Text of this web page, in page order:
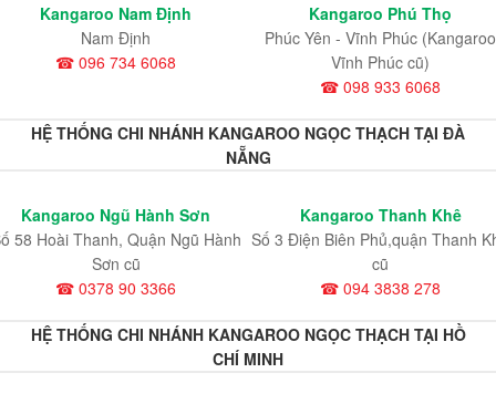
Kangaroo Nam Định
Nam Định
☎ 096 734 6068
Kangaroo Phú Thọ
Phúc Yên - Vĩnh Phúc (Kangaroo
Vĩnh Phúc cũ)
☎ 098 933 6068
HỆ THỐNG CHI NHÁNH KANGAROO NGỌC THẠCH TẠI ĐÀ
NẴNG
Kangaroo Ngũ Hành Sơn
58 Hoài Thanh, Quận Ngũ Hành
Sơn cũ
☎ 0378 90 3366
Kangaroo Thanh Khê
Số 3 Điện Biên Phủ,quận Thanh
cũ
☎ 094 3838 278
HỆ THỐNG CHI NHÁNH KANGAROO NGỌC THẠCH TẠI HỒ
CHÍ MINH